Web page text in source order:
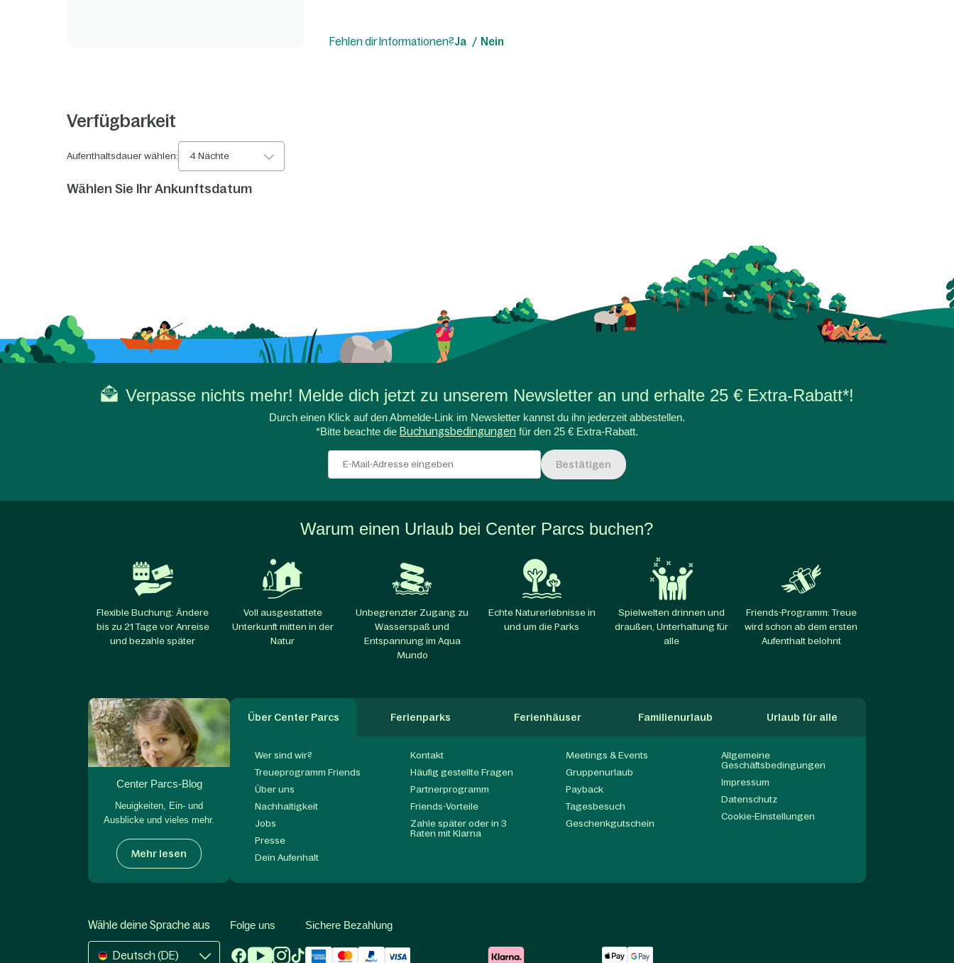
Fehlen dir Informationen?Ja Nein
Verfügbarkeit
Aufenthaltsdauer wählen: 4 Nächte
Wählen Sie Ihr Ankunftsdatum
Verpasse nichts mehr! Melde dich jetzt zu unserem Newsletter an und erhalte 25 € Extra-Rabatt*!
Durch einen Klick auf den Abmelde-Link im Newsletter kannst du ihn jederzeit abbestellen.
*Bitte beachte die Buchungsbedingungenfür den 25 € Extra-Rabatt.
Bestätigen
Warum einen Urlaub bei Center Parcs buchen?
Flexible Buchung: Ändere
bis zu 21 Tage vor Anreise
und bezahle später
Voll ausgestattete
Unterkunft mitten in der
Natur
Unbegrenzter Zugang zu
Wasserspaß und
Entspannung im Aqua
Mundo
Echte Naturerlebnisse in
und um die Parks​
Spielwelten drinnen und
draußen, Unterhaltung für
alle​
Friends-Programm: Treue
wird schon ab dem ersten
Aufenthalt belohnt
Center Parcs-Blog
Neuigkeiten, Ein- und
Ausblicke und vieles mehr.
Mehr lesen
Über Center Parcs Ferienparks Ferienhäuser Familienurlaub Urlaub für alle
Wer sind wir?
Treueprogramm Friends
Über uns
Nachhaltigkeit
Jobs
Presse
Dein Aufenhalt
Kontakt
Häufig gestellte Fragen
Partnerprogramm
Friends-Vorteile
Zahle später oder in 3
Raten mit Klarna
Meetings & Events
Gruppenurlaub
Payback
Tagesbesuch
Geschenkgutschein
Allgemeine
Geschäftsbedingungen
Impressum
Datenschutz
Cookie-Einstellungen
Wähle deine Sprache aus
Deutsch (DE)
Folge uns Sichere Bezahlung